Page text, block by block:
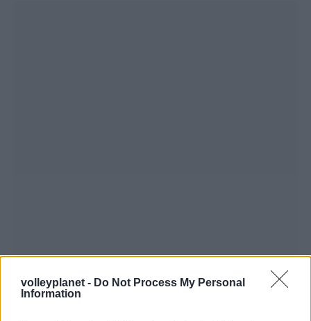
volleyplanet - Do Not Process My Personal
Information